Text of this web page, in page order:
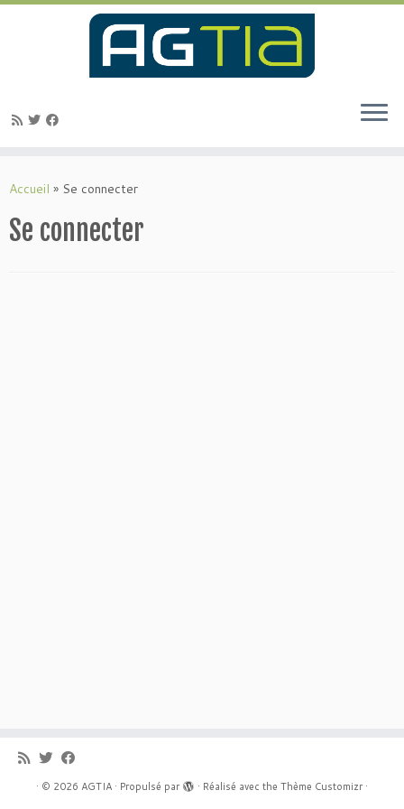
auAccueil » Se connecter
Se connecter
· © 2026 AGTIA · Propulsé par · Réalisé avec the Thème Customizr·